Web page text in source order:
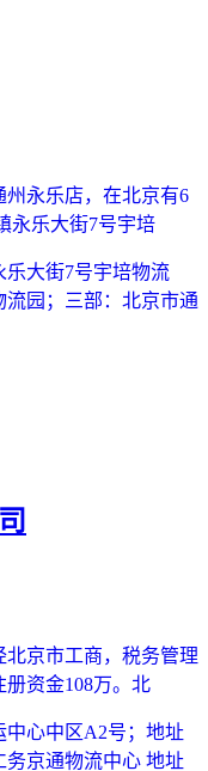
永乐店，在北京有6
永乐大街7号宇培
大街7号宇培物流
流园；三部：北京市通
京市工商，税务管理
资金108万。北
中心中区A2号；地址
京通物流中心 地址